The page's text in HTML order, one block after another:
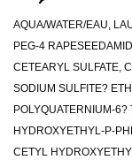
AQUA/WATER/EAU,
PEG-4
CETEARYL SULFATE,
SODIUM SULFITE?
POLYQUATERNIUM-
HYDROXYETHYL-P-
CETYL